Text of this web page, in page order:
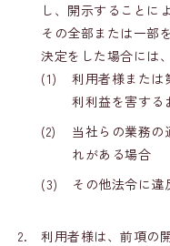
し、開示することに
その全部または一部
決定をした場合には
(1)
利用者様または
利利益を害する
(2)
当社らの業務の
れがある場合
(3)
その他法令に違
2.
利用者様は、前項の